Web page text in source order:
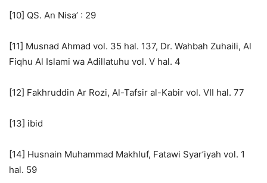
[10] QS. An Nisa’ : 29
[11] Musnad Ahmad vol. 35 hal. 137, Dr. Wahbah Zuhaili, Al
Fiqhu Al Islami wa Adillatuhu vol. V hal. 4
[12] Fakhruddin Ar Rozi, Al-Tafsir al-Kabir vol. VII hal. 77
[13] ibid
[14] Husnain Muhammad Makhluf, Fatawi Syar’iyah vol. 1
hal. 59